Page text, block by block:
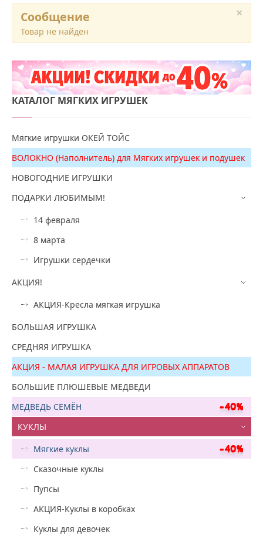
×
Сообщение
Товар не найден
КАТАЛОГ МЯГКИХ ИГРУШЕК
Мягкие игрушки ОКЕЙ ТОЙС
ВОЛОКНО (Наполнитель) для Мягких игрушек и подушек
НОВОГОДНИЕ ИГРУШКИ
ПОДАРКИ ЛЮБИМЫМ!
14 февраля
8 марта
Игрушки сердечки
АКЦИЯ!
АКЦИЯ-Кресла мягкая игрушка
БОЛЬШАЯ ИГРУШКА
СРЕДНЯЯ ИГРУШКА
АКЦИЯ - МАЛАЯ ИГРУШКА ДЛЯ ИГРОВЫХ АППАРАТОВ
БОЛЬШИЕ ПЛЮШЕВЫЕ МЕДВЕДИ
МЕДВЕДЬ СЕМЁН
КУКЛЫ
Мягкие куклы
Сказочные куклы
Пупсы
АКЦИЯ-Куклы в коробках
Куклы для девочек